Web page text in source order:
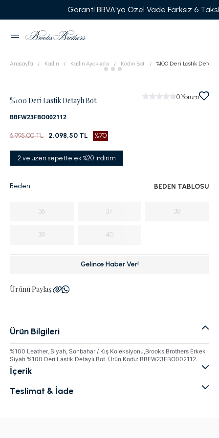
Garanti BBVA'ya Özel Vade Farksız 6 Taksit
Anasayfa Kadın Kadın Ayakkabı Kadın Bot %100 Deri Lastik Detaylı
%100 Deri Lastik Detaylı Bot
BBFW23FBO002112
0 Yorum
6.995,00 TL 2.098,50 TL %70
2 ve üzeri sepette ek %20 İndirim
Beden BEDEN TABLOSU
36 37 38
39 40
Gelince Haber Ver!
Ürünü Paylaş:
Ürün Bilgileri
%100 Leather, Siyah, Sonbahar / Kış Koleksiyonu,Brooks Brothers Erkek
Siyah %100 Deri Lastik Detaylı Bot. Ürün Kodu: BBFW23FBO002112.
İçerik
Teslimat & İade